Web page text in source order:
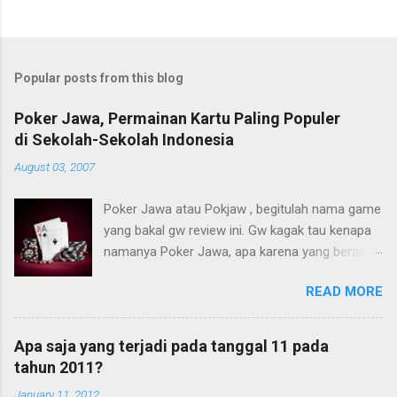
Popular posts from this blog
Poker Jawa, Permainan Kartu Paling Populer
di Sekolah-Sekolah Indonesia
August 03, 2007
Poker Jawa atau Pokjaw , begitulah nama game
yang bakal gw review ini. Gw kagak tau kenapa
namanya Poker Jawa, apa karena yang berasal
dah gw maenin semenjak kelas 1 SMP, tapi baru
bisa sangat mahir ketika gw kelas 1 SMA.
Anehnya, peraturan di setiap daerah bahkan
sekolah bahkan kelas[!] berbeda!!! Meneketehe
READ MORE
Apa saja yang terjadi pada tanggal 11 pada
tahun 2011?
January 11, 2012